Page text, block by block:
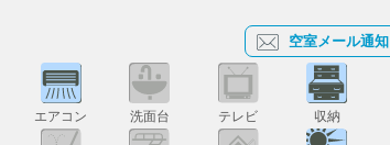
空室メール通知
エアコン 洗面台 テレビ 収納